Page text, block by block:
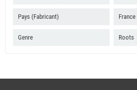
Pays (Fabricant) France
Genre Roots